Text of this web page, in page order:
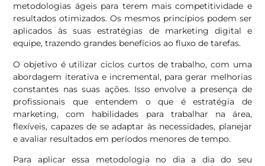
metodologias ágeis para terem mais competitividade e
resultados otimizados. Os mesmos princípios podem ser
aplicados às suas estratégias de marketing digital e
equipe, trazendo grandes benefícios ao fluxo de tarefas.
O objetivo é utilizar ciclos curtos de trabalho, com uma
abordagem iterativa e incremental, para gerar melhorias
constantes nas suas ações. Isso envolve a presença de
profissionais que entendem o que é estratégia de
marketing, com habilidades para trabalhar na área,
flexíveis, capazes de se adaptar às necessidades, planejar
e avaliar resultados em períodos menores de tempo.
Para aplicar essa metodologia no dia a dia do seu